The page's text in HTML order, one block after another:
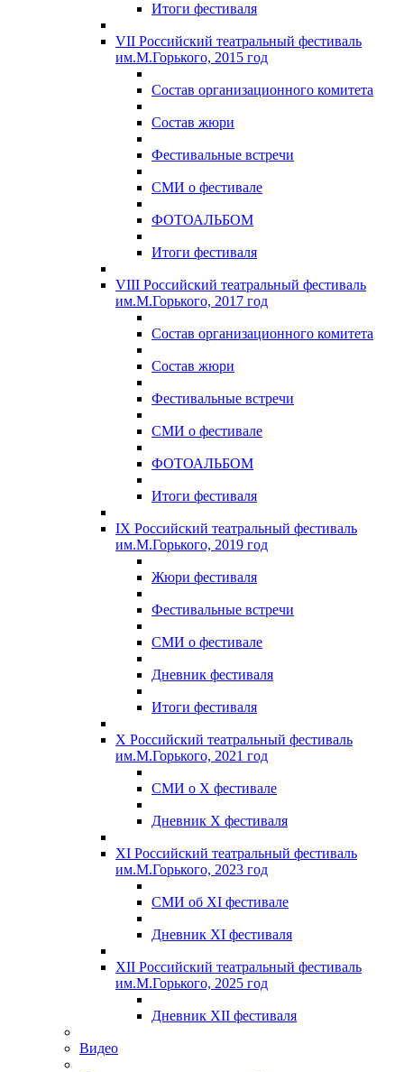
Итоги фестиваля
VII Российский театральный фестиваль
им.М.Горького, 2015 год
Состав организационного комитета
Состав жюри
Фестивальные встречи
СМИ о фестивале
ФОТОАЛЬБОМ
Итоги фестиваля
VIII Российский театральный фестиваль
им.М.Горького, 2017 год
Состав организационного комитета
Состав жюри
Фестивальные встречи
СМИ о фестивале
ФОТОАЛЬБОМ
Итоги фестиваля
IX Российский театральный фестиваль
им.М.Горького, 2019 год
Жюри фестиваля
Фестивальные встречи
СМИ о фестивале
Дневник фестиваля
Итоги фестиваля
X Российский театральный фестиваль
им.М.Горького, 2021 год
СМИ о X фестивале
Дневник X фестиваля
XI Российский театральный фестиваль
им.М.Горького, 2023 год
СМИ об XI фестивале
Дневник XI фестиваля
XII Российский театральный фестиваль
им.М.Горького, 2025 год
Дневник XII фестиваля
Видео